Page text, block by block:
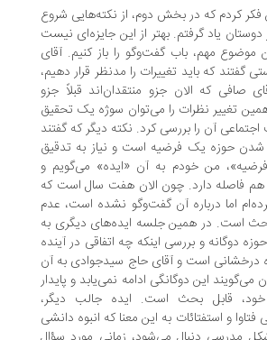
که در بخش دوم، از نکته‌هایی شروع
گرفتم. بهتر از این جایزه‌ای نیست
مهم، باب گفت‌وگو را باز کنیم. آقای
باید تغییرات را مدنظر قرار دهیم،
که الان جزو منتقدان‌اند قبلاً جزو
نظرات را می‌توان سوژه یک تحقیق
آن را بررسی کرد. نکته دیگر که گفتند
حوزه یک فرضیه است و نیاز به تدقیق
من خودم به آن «ایده» می‌گویم و
دارد. چون الان هفت سال است که
درباره آن گفت‌وگو نشده است، عدم
در همین جلسه ایده‌های دیگری به
و بررسی اینکه چه اتفاقی در آینده
است و آقای حاج سیدجوادی به آن
این دوگانگی ادامه نمی‌یابد و پایدار
بحث است. ایده جالب دیگر،
به این معنا که انبوه دانشی